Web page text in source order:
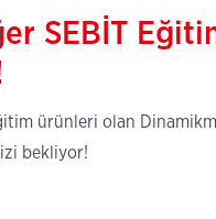
SEBİT
ürünleri olan
bekliyor!